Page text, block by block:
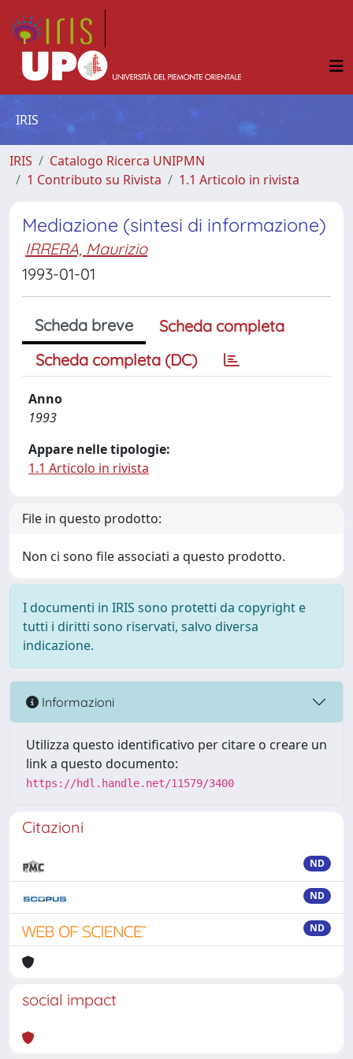
IRIS
IRIS
Catalogo Ricerca UNIPMN
1 Contributo su Rivista
1.1 Articolo in rivista
Mediazione (sintesi di informazione)
IRRERA, Maurizio
1993-01-01
Scheda breve
Scheda completa
Scheda completa (DC)
Anno
1993
Appare nelle tipologie:
1.1 Articolo in rivista
File in questo prodotto:
Non ci sono file associati a questo prodotto.
I documenti in IRIS sono protetti da copyright e
tutti i diritti sono riservati, salvo diversa
indicazione.
Informazioni
Utilizza questo identificativo per citare o creare un
link a questo documento:
https://hdl.handle.net/11579/3400
Citazioni
ND
ND
ND
social impact